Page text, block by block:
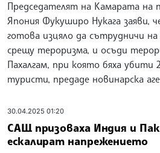
Председателят на Камарата на
Япония Фукуширо Нукага заяви,
готова изцяло да сътрудничи
срещу тероризма, и осъди
Пахалгам, при която бяха убити
туристи, предаде новинарска
30.04.2025 01:20
САЩ призоваха Индия и
ескалират напрежението